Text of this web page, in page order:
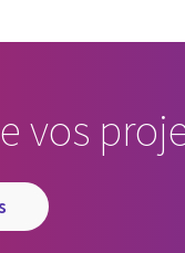
vos